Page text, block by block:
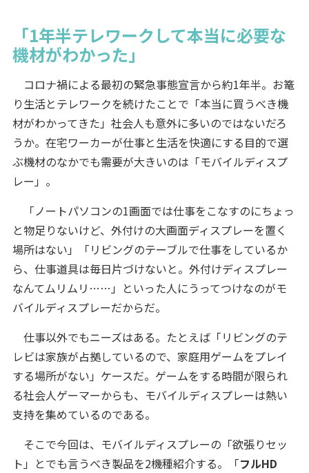
「1年半テレワークして本当に必要な
機材がわかった」
コロナ禍による最初の緊急事態宣言から約1年半。お篭
り生活とテレワークを続けたことで「本当に買うべき機
材がわかってきた」社会人も意外に多いのではないだろ
うか。在宅ワーカーが仕事と生活を快適にする目的で選
ぶ機材のなかでも需要が大きいのは「モバイルディスプ
レー」。
「ノートパソコンの1画面では仕事をこなすのにちょっ
と物足りないけど、外付けの大画面ディスプレーを置く
場所はない」「リビングのテーブルで仕事をしているか
ら、仕事道具は毎日片づけないと。外付けディスプレー
なんてムリムリ……」といった人にうってつけなのがモ
バイルディスプレーだからだ。
仕事以外でもニーズはある。たとえば「リビングのテ
レビは家族が占拠しているので、家庭用ゲームをプレイ
する場所がない」ケースだ。ゲームをする時間が限られ
る社会人ゲーマーからも、モバイルディスプレーは熱い
支持を集めているのである。
そこで今回は、モバイルディスプレーの「欲張りセッ
ト」とでも言うべき製品を2機種紹介する。「フルHD